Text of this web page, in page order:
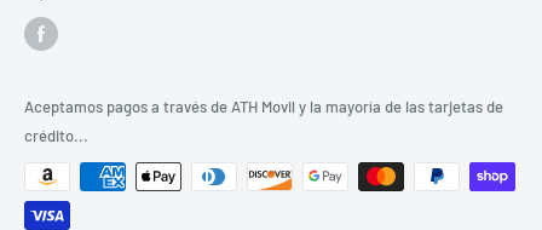
Aceptamos pagos a través de ATH Movil y la mayoría de las tarjetas de
crédito...